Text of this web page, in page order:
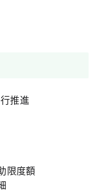
推進
度額